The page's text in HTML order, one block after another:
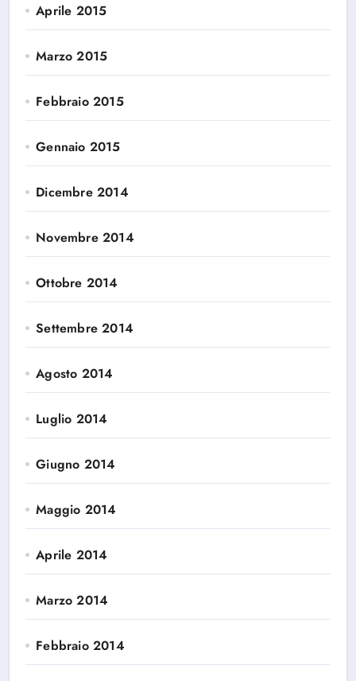
Aprile 2015
Marzo 2015
Febbraio 2015
Gennaio 2015
Dicembre 2014
Novembre 2014
Ottobre 2014
Settembre 2014
Agosto 2014
Luglio 2014
Giugno 2014
Maggio 2014
Aprile 2014
Marzo 2014
Febbraio 2014